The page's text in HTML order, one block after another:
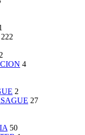
222
4
2
27
50